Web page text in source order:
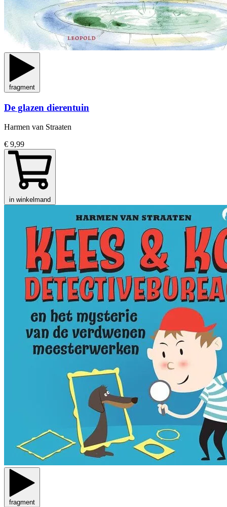
fragment
De glazen dierentuin
Harmen van Straaten
€ 9,99
in winkelmand
fragment